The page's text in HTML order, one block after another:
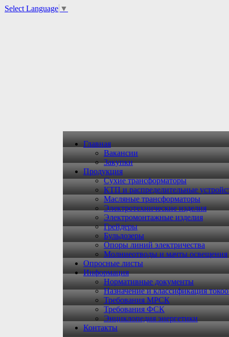
Select Language ▼
Главная
Вакансии
Закупки
Продукция
Сухие трансформаторы
КТП и распределительные
Масляные трансформаторы
Электротехнические изделия
Электромонтажные изделия
Грейдеры
Бульдозеры
Опоры линий электричества
Молниеотводы и мачты освещения
Опросные листы
Информация
Нормативные документы
Назначение и классификация
Требования МРСК
Требования ФСК
Энциклопедия энергетики
Контакты